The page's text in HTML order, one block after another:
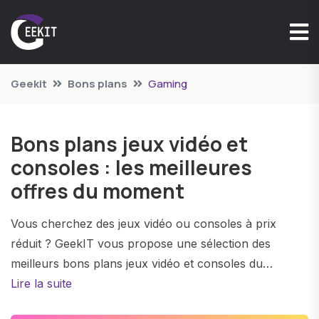
Geekit Bons plans Gaming
Bons plans jeux vidéo et
consoles : les meilleures
offres du moment
Vous cherchez des jeux vidéo ou consoles à prix
réduit ? GeekIT vous propose une sélection des
meilleurs bons plans jeux vidéo et consoles du
moment, actualisée en permanence. Nous vous
Lire la suite